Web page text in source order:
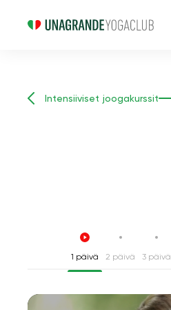
Intensiiviset joogakurssit
1 päivä 2 päivä 3 päivä